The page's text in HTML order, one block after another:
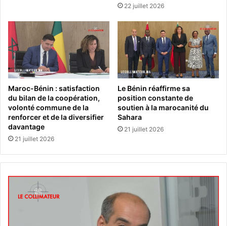
22 juillet 2026
Maroc-Bénin : satisfaction
du bilan de la coopération,
volonté commune de la
renforcer et de la diversifier
davantage
21 juillet 2026
Le Bénin réaffirme sa
position constante de
soutien à la marocanité du
Sahara
21 juillet 2026